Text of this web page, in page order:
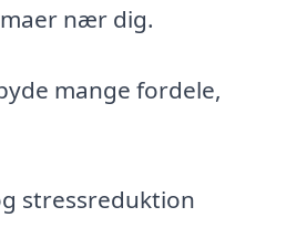
nær dig.
mange fordele,
stressreduktion